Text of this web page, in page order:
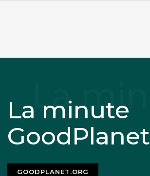
La minute
GoodPlanet
GOODPLANET.ORG